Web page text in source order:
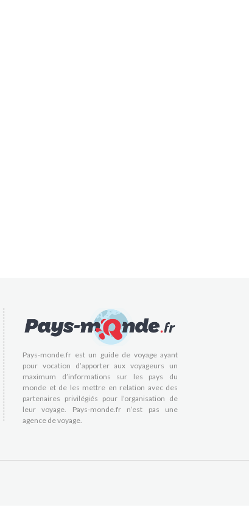
Pays-monde.fr est un guide de voyage ayant
pour vocation d’apporter aux voyageurs un
maximum d’informations sur les pays du
monde et de les mettre en relation avec des
partenaires privilégiés pour l’organisation de
leur voyage. Pays-monde.fr n’est pas une
agence de voyage.